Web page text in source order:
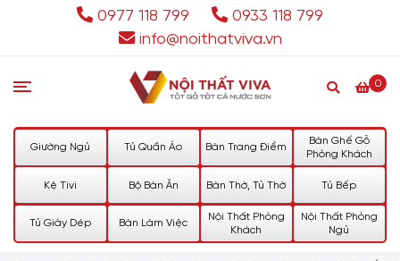
0977 118 799
0933 118 799
info@noithatviva.vn
0
Giường Ngủ Tủ Quần Áo Bàn Trang Điểm
Bàn Ghế Gỗ
Phòng Khách
Kệ Tivi Bộ Bàn Ăn Bàn Thờ, Tủ Thờ Tủ Bếp
Tủ Giày Dép Bàn Làm Việc
Nội Thất Phòng
Khách
Nội Thất Phòng
Ngủ